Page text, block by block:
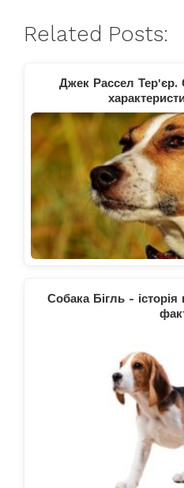
Related Posts:
Джек Рассел Тер'єр.
Собака Бігль - історія